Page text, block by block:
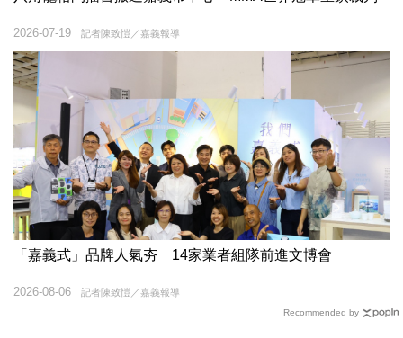
記者陳致愷／嘉義報導
2026-07-19
「嘉義式」品牌人氣夯 14家業者組隊前進文博會
記者陳致愷／嘉義報導
2026-08-06
Recommended by